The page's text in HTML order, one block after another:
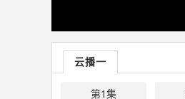
云播一
第1集